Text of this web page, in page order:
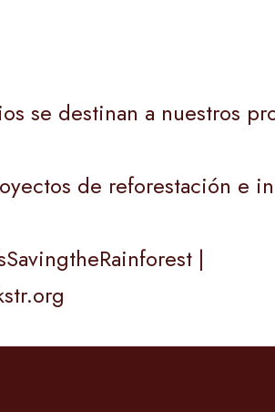
se destinan a nuestros
de reforestación e
|